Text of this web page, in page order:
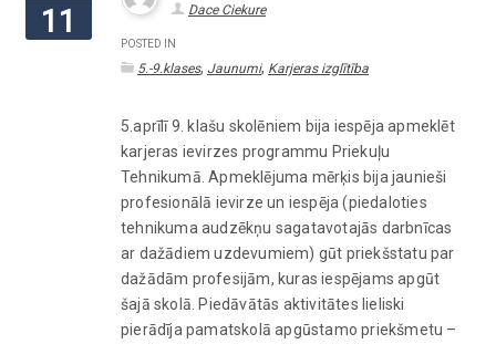
11 Dace Ciekure
POSTED IN
5.-9.klases, Jaunumi, Karjeras izglītība
5.aprīlī 9. klašu skolēniem bija iespēja apmeklēt
karjeras ievirzes programmu Priekuļu
Tehnikumā. Apmeklējuma mērķis bija jaunieši
profesionālā ievirze un iespēja (piedaloties
tehnikuma audzēkņu sagatavotajās darbnīcas
ar dažādiem uzdevumiem) gūt priekšstatu par
dažādām profesijām, kuras iespējams apgūt
šajā skolā. Piedāvātās aktivitātes lieliski
pierādīja pamatskolā apgūstamo priekšmetu –